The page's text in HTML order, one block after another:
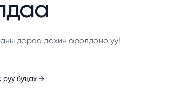
дараа дахин оролдоно уу!
руу буцах →